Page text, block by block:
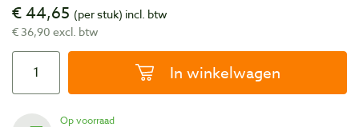
€ 44,65 (per stuk) incl. btw
€ 36,90 excl. btw
In winkelwagen
Op voorraad